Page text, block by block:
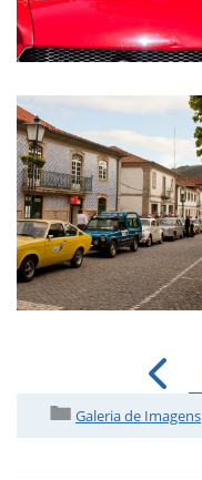
Galeria de Imagens